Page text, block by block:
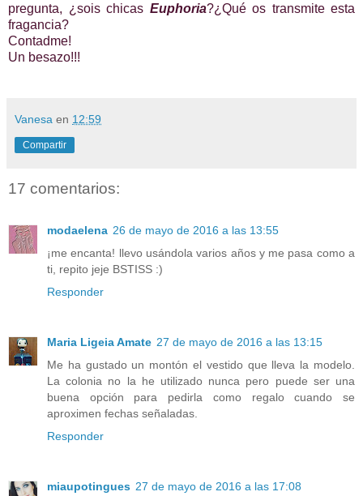
pregunta, ¿sois chicas Euphoria?¿Qué os transmite esta
fragancia?
Contadme!
Un besazo!!!
Vanesa en 12:59
Compartir
17 comentarios:
modaelena 26 de mayo de 2016 a las 13:55
¡me encanta! llevo usándola varios años y me pasa como a
ti, repito jeje BSTISS :)
Responder
Maria Ligeia Amate 27 de mayo de 2016 a las 13:15
Me ha gustado un montón el vestido que lleva la modelo.
La colonia no la he utilizado nunca pero puede ser una
buena opción para pedirla como regalo cuando se
aproximen fechas señaladas.
Responder
miaupotingues 27 de mayo de 2016 a las 17:08